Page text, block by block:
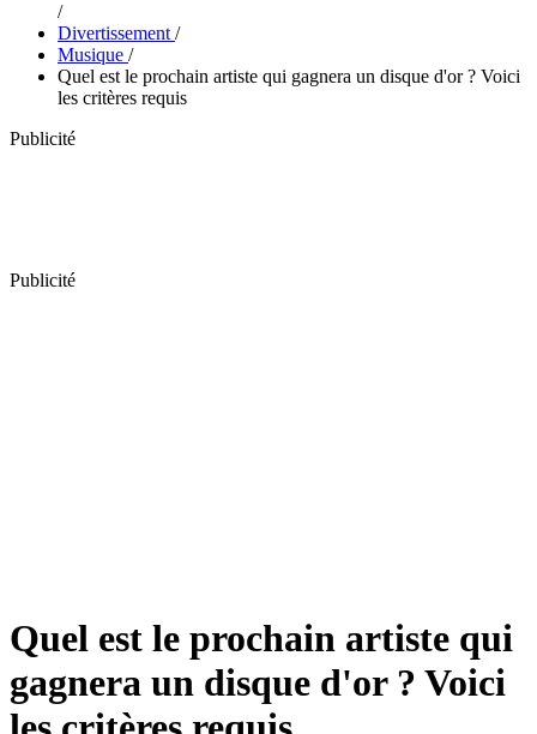
/
Divertissement /
Musique /
Quel est le prochain artiste qui gagnera un disque d'or ? Voici
les critères requis
Publicité
Publicité
Quel est le prochain artiste qui
gagnera un disque d'or ? Voici